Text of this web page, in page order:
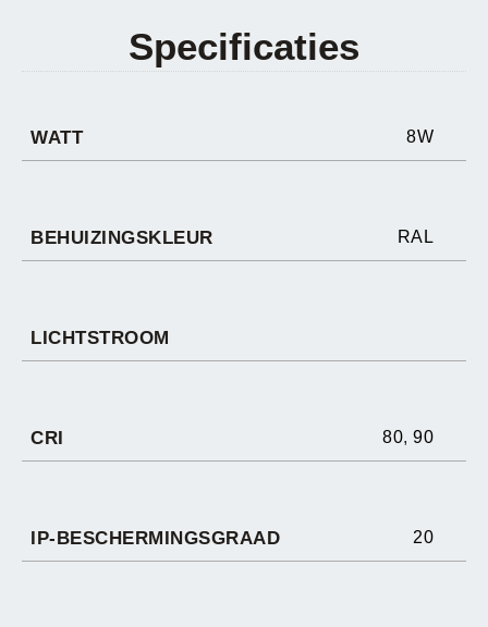
Specificaties
WATT 8W
BEHUIZINGSKLEUR RAL
LICHTSTROOM
CRI 80, 90
IP-BESCHERMINGSGRAAD 20